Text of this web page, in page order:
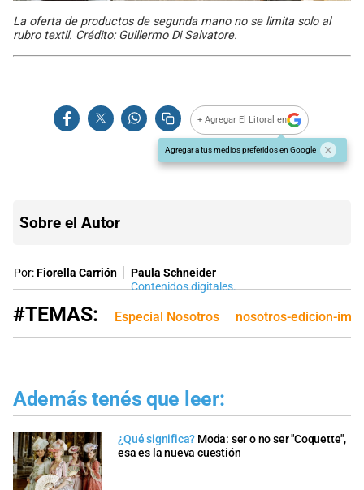
La oferta de productos de segunda mano no se limita solo al
rubro textil. Crédito: Guillermo Di Salvatore.
+ Agregar El Litoral en
Agregar a tus medios preferidos en Google
Sobre el Autor
Por:Fiorella Carrión
Paula Schneider
Contenidos digitales.
#TEMAS: Especial Nosotros nosotros-edicion-
Además tenés que leer:
¿Qué significa? Moda: ser o no ser "Coquette",
esa es la nueva cuestión